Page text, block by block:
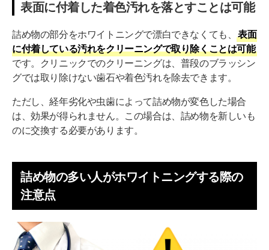
表面に付着した着色汚れを落とすことは可能
詰め物の部分をホワイトニングで漂白できなくても、
表面
に付着している汚れをクリーニングで取り除くことは可能
です。クリニックでのクリーニングは、普段のブラッシン
グでは取り除けない歯石や着色汚れを除去できます。
ただし、経年劣化や虫歯によって詰め物が変色した場合
は、効果が得られません。この場合は、詰め物を新しいも
のに交換する必要があります。
詰め物の多い人がホワイトニングする際の
注意点